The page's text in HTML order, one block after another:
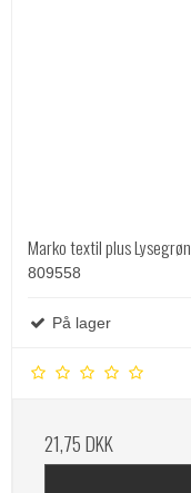
Marko textil plus Lysegrøn
809558
På lager
21,75 DKK